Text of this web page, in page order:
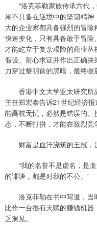
“洛克菲勒家族传承六代，
果不具备在逆境中的坚韧精
大的企业家都具备强烈的冒
快速变化，只有具备敢于冒险
才能屹立于复杂艰险的商业
假设、耐心求证并作出正确
力穿过黎明前的黑暗，最终收
香港中文大学亚太研究所
主任郑宏泰告诉21世纪经济
能高枕无忧，必然是错误的
态，不断打拼，才能在激烈竞
财富是血汗浇筑的王冠，
“我的名誉不是虚名，是血
的诽谤，都是对我的不公。”
洛克菲勒在书中写道，当
比作一台很有天赋的赚钱机
乏洞见。